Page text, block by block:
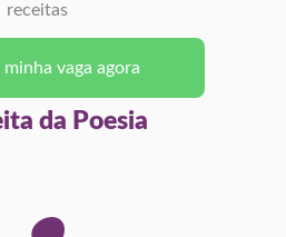
receitas
vaga agora
da Poesia